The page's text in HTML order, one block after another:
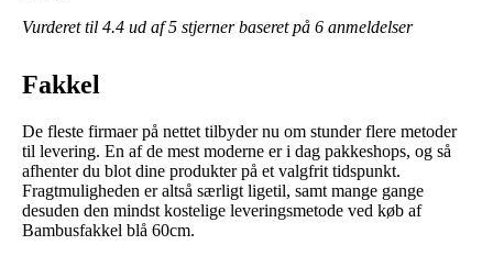
Vurderet til 4.4 ud af 5 stjerner baseret på 6 anmeldelser
Fakkel
De fleste firmaer på nettet tilbyder nu om stunder flere metoder
til levering. En af de mest moderne er i dag pakkeshops, og så
afhenter du blot dine produkter på et valgfrit tidspunkt.
Fragtmuligheden er altså særligt ligetil, samt mange gange
desuden den mindst kostelige leveringsmetode ved køb af
Bambusfakkel blå 60cm.